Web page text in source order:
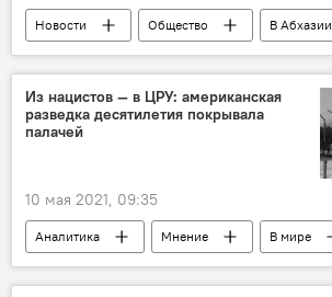
Новости Общество В Абхазии
Из нацистов — в ЦРУ: американская
разведка десятилетия покрывала
палачей
10 мая 2021, 09:35
Аналитика Мнение В мире